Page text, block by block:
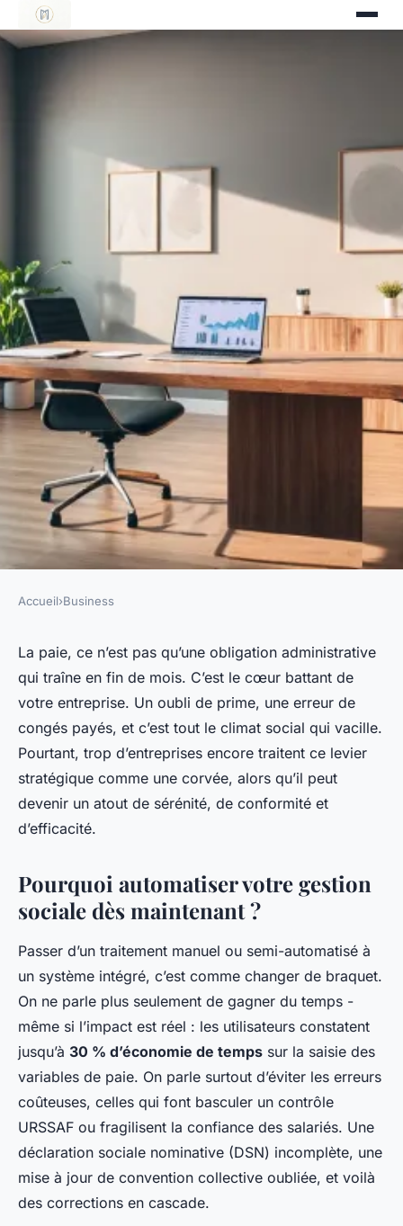
Optimisez votre paie grâce à
Silae, votre allié essentiel
Meissa• 16/06/2026 15:11 •12 min de lecture
Accueil›Business
La paie, ce n’est pas qu’une obligation administrative
qui traîne en fin de mois. C’est le cœur battant de
votre entreprise. Un oubli de prime, une erreur de
congés payés, et c’est tout le climat social qui vacille.
Pourtant, trop d’entreprises encore traitent ce levier
stratégique comme une corvée, alors qu’il peut
devenir un atout de sérénité, de conformité et
d’efficacité.
Pourquoi automatiser votre gestion
sociale dès maintenant ?
Passer d’un traitement manuel ou semi-automatisé à
un système intégré, c’est comme changer de braquet.
On ne parle plus seulement de gagner du temps -
même si l’impact est réel : les utilisateurs constatent
jusqu’à 30 % d’économie de temps sur la saisie des
variables de paie. On parle surtout d’éviter les erreurs
coûteuses, celles qui font basculer un contrôle
URSSAF ou fragilisent la confiance des salariés. Une
déclaration sociale nominative (DSN) incomplète, une
mise à jour de convention collective oubliée, et voilà
des corrections en cascade.